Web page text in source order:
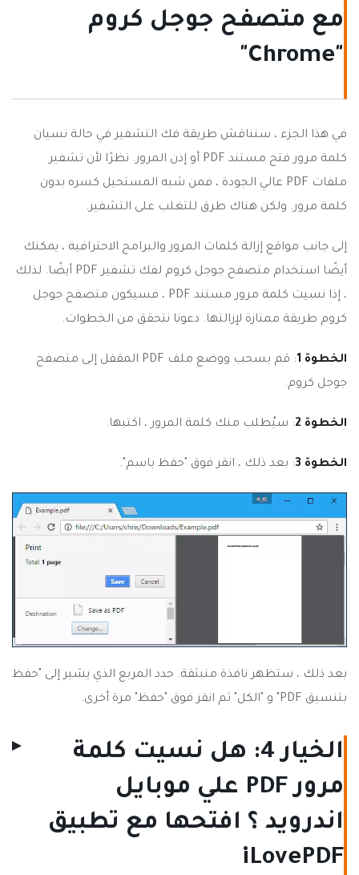
مع متصفح جوجل كروم
"Chrome"
في هذا الجزء ، سنناقش طريقة فك التشفير في حالة نسيان
كلمة مرور فتح مستند PDF أو إذن المرور. نظرًا لأن تشفير
ملفات PDF عالي الجودة ، فمن شبه المستحيل كسره بدون
كلمة مرور. ولكن هناك طرق للتغلب على التشفير.
إلى جانب مواقع إزالة كلمات المرور والبرامج الاحترافية ، يمكنك
أيضًا استخدام متصفح جوجل كروم لفك تشفير PDF أيضًا. لذلك
، إذا نسيت كلمة مرور مستند PDF ، فسيكون متصفح جوجل
كروم طريقة ممتازة لإزالتها. دعونا نتحقق من الخطوات.
الخطوة 1
: قم بسحب ووضع ملف PDF المقفل إلى متصفح
جوجل كروم.
الخطوة 2 : سيُطلب منك كلمة المرور ، اكتبها.
الخطوة 3 : بعد ذلك ، انقر فوق "حفظ باسم".
بعد ذلك ، ستظهر نافذة منبثقة. حدد المربع الذي يشير إلى "حفظ
بتنسيق PDF" و "الكل" ثم انقر فوق "حفظ" مرة أخرى.
الخيار 4: هل نسيت كلمة
مرور PDF علي موبايل
اندرويد ؟ افتحها مع تطبيق
iLovePDF